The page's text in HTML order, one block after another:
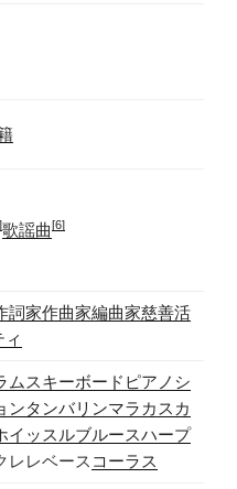
歌謡曲[6]
詞家作曲家編曲家慈善活
ムスキーボード ピアノ シ
ンタンバリンマラカス カ
イッスルブルースハープ
レレベース コーラス